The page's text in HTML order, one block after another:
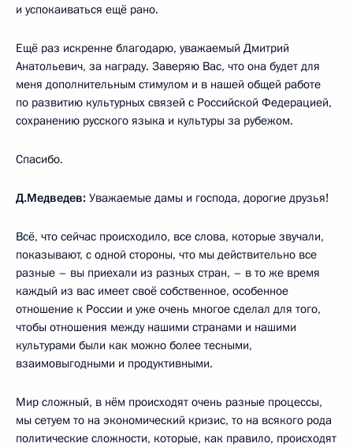
и успокаиваться ещё рано.
Ещё раз искренне благодарю, уважаемый Дмитрий
Анатольевич, за награду. Заверяю Вас, что она будет для
меня дополнительным стимулом и в нашей общей работе
по развитию культурных связей с Российской Федерацией,
сохранению русского языка и культуры за рубежом.
Спасибо.
Д.Медведев: Уважаемые дамы и господа, дорогие друзья!
Всё, что сейчас происходило, все слова, которые звучали,
показывают, с одной стороны, что мы действительно все
разные – вы приехали из разных стран, – в то же время
каждый из вас имеет своё собственное, особенное
отношение к России и уже очень многое сделал для того,
чтобы отношения между нашими странами и нашими
культурами были как можно более тесными,
взаимовыгодными и продуктивными.
Мир сложный, в нём происходят очень разные процессы,
мы сетуем то на экономический кризис, то на всякого рода
политические сложности, которые, как правило, происходят